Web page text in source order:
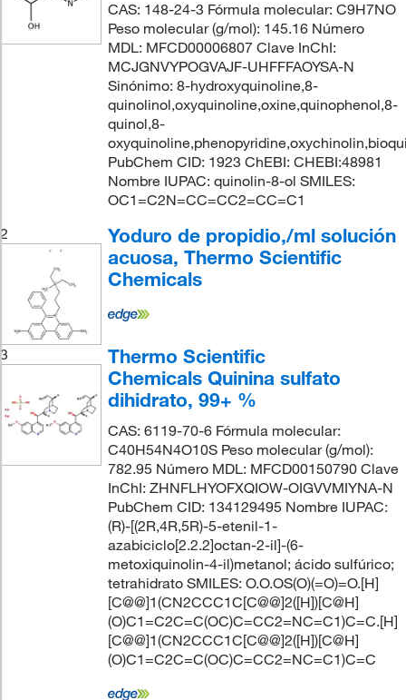
CAS: 148-24-3 Fórmula molecular: C9H7NO
Peso molecular (g/mol): 145.16 Número
MDL: MFCD00006807 Clave InChI:
MCJGNVYPOGVAJF-UHFFFAOYSA-N
Sinónimo: 8-hydroxyquinoline,8-
quinolinol,oxyquinoline,oxine,quinophenol,8-
quinol,8-
PubChem CID: 1923 ChEBI: CHEBI:48981
Nombre IUPAC: quinolin-8-ol SMILES:
OC1=C2N=CC=CC2=CC=C1
2
Yoduro de propidio,/ml solución
acuosa, Thermo Scientific
Chemicals
3
Thermo Scientific
Chemicals Quinina sulfato
dihidrato, 99+ %
CAS: 6119-70-6 Fórmula molecular:
C40H54N4O10S Peso molecular (g/mol):
782.95 Número MDL: MFCD00150790 Clave
InChI: ZHNFLHYOFXQIOW-OIGVVMIYNA-N
PubChem CID: 134129495 Nombre IUPAC:
(R)-[(2R,4R,5R)-5-etenil-1-
azabiciclo[2.2.2]octan-2-il]-(6-
metoxiquinolin-4-il)metanol; ácido sulfúrico;
tetrahidrato SMILES: O.O.OS(O)(=O)=O.[H]
[C@@]1(CN2CCC1C[C@@]2([H])[C@H]
(O)C1=C2C=C(OC)C=CC2=NC=C1)C=C.[H]
[C@@]1(CN2CCC1C[C@@]2([H])[C@H]
(O)C1=C2C=C(OC)C=CC2=NC=C1)C=C